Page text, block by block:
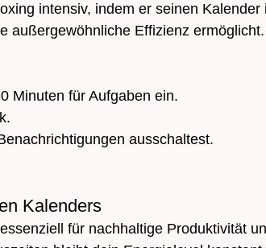
intensiv, indem er seinen Kalender
außergewöhnliche Effizienz ermöglicht.
Minuten für Aufgaben ein.
ausschaltest.
Kalenders
für nachhaltige Produktivität